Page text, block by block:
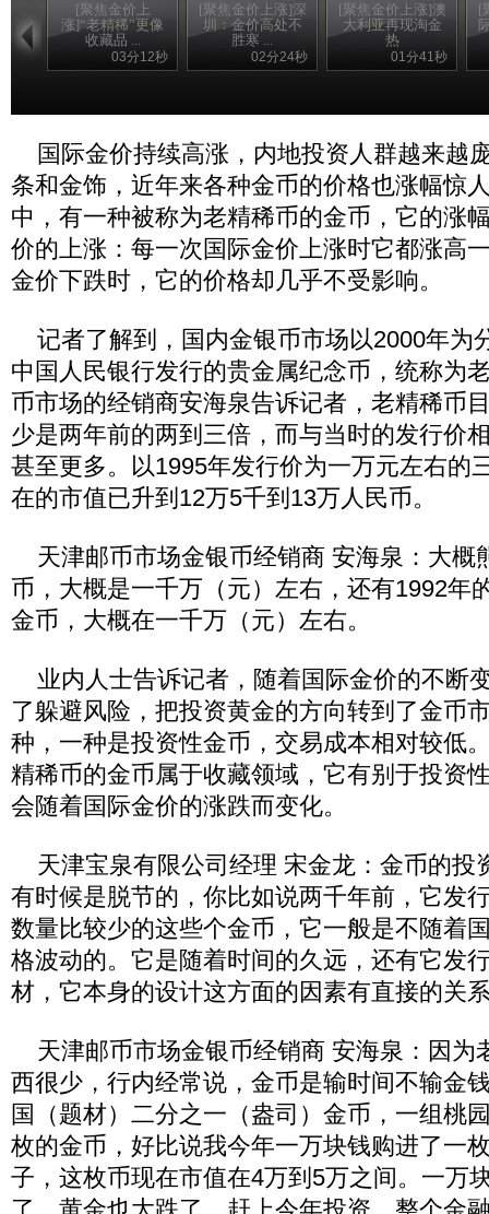
[聚焦金价上
涨]“老精稀”更像
收藏品 ...
03分12秒
[聚焦金价上涨]深
圳：金价高处不
胜寒 ...
02分24秒
[聚焦金价上涨]澳
大利亚再现淘金
热
01分41秒
[
国际金价持续高涨，内地投资人群越来越
条和金饰，近年来各种金币的价格也涨幅惊
中，有一种被称为老精稀币的金币，它的涨
价的上涨：每一次国际金价上涨时它都涨高
金价下跌时，它的价格却几乎不受影响。
记者了解到，国内金银币市场以2000年为
中国人民银行发行的贵金属纪念币，统称为
币市场的经销商安海泉告诉记者，老精稀币
少是两年前的两到三倍，而与当时的发行价
甚至更多。以1995年发行价为一万元左右的
在的市值已升到12万5千到13万人民币。
天津邮币市场金银币经销商 安海泉：大概
币，大概是一千万（元）左右，还有1992年
金币，大概在一千万（元）左右。
业内人士告诉记者，随着国际金价的不断
了躲避风险，把投资黄金的方向转到了金币
种，一种是投资性金币，交易成本相对较低
精稀币的金币属于收藏领域，它有别于投资
会随着国际金价的涨跌而变化。
天津宝泉有限公司经理 宋金龙：金币的投
有时候是脱节的，你比如说两千年前，它发
数量比较少的这些个金币，它一般是不随着
格波动的。它是随着时间的久远，还有它发
材，它本身的设计这方面的因素有直接的关
天津邮币市场金银币经销商 安海泉：因为
西很少，行内经常说，金币是输时间不输金
国（题材）二分之一（盎司）金币，一组桃
枚的金币，好比说我今年一万块钱购进了一
子，这枚币现在市值在4万到5万之间。一万